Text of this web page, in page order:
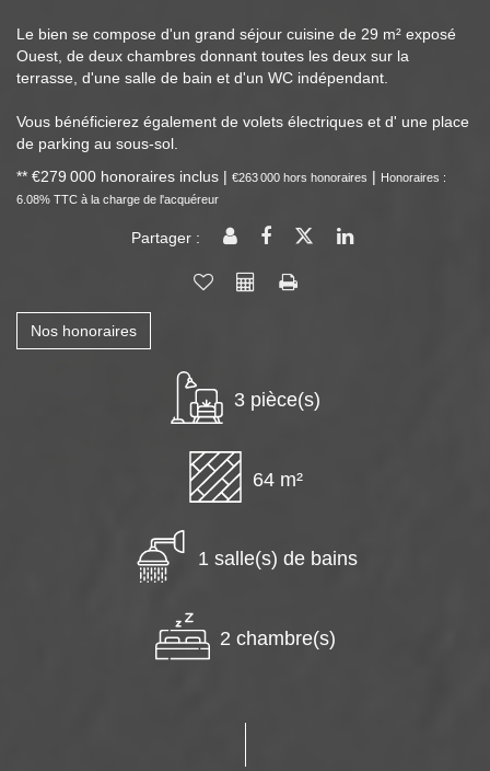
Le bien se compose d'un grand séjour cuisine de 29 m² exposé
Ouest, de deux chambres donnant toutes les deux sur la
terrasse, d'une salle de bain et d'un WC indépendant.
Vous bénéficierez également de volets électriques et d' une place
de parking au sous-sol.
** €279 000 honoraires inclus | €263 000 hors honoraires | Honoraires :
6.08% TTC à la charge de l'acquéreur
Partager :
Nos honoraires
3 pièce(s)
64 m²
1 salle(s) de bains
2 chambre(s)